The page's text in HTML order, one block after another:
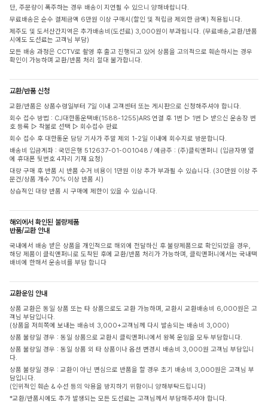
단, 주문량이 폭주하는 경우 배송이 지연될 수 있으니 양해바랍니다.
무료배송은 순수 결제금액 6만원 이상 구매시(할인 및 적립금 제외한 금액) 적용됩니다.
제주도 및 도서산간지역은 추가배송비(도선료) 3,000원이 부과됩니다. (무료배송,교환/반품
시에도 도선료는 고객님 부담)
모든 배송 과정은 CCTV로 촬영 후 출고 진행되고 있어 상품을 고의적으로 훼손하시는 경우
확인이 가능하며 교환/반품 처리 절대 불가합니다.
교환/반품 신청
교환/반품은 상품수령일부터 7일 이내 고객센터 또는 게시판으로 신청해주셔야 합니다.
회수 접수 방법 : CJ대한통운택배(1588-1255)ARS 연결 후 1번 ▷ 1번 ▷ 받으신 운송장 번
호 등록 ▷ 착불로 선택 ▷ 회수접수 완료
회수 접수 후 대한통운 담당 기사가 주말 제외 1-2일 이내에 회수지로 방문합니다.
배송비 입금계좌 : 국민은행 512637-01-001048 / 예금주 : (주)클릭앤퍼니 (입금자명 옆
에 휴대폰 뒷번호 4자리 기재 요청)
대량 구매 후 반품 시 반품 수거 비용이 1만원 이상 추가 부과될 수 있습니다. (30만원 이상 주
문건/상품 개수 70% 이상 반품 시)
상습적인 대량 반품 시 구매에 제한이 있을 수 있습니다.
해외에서 확인된 불량제품
반품/교환 안내
국내에서 배송 받은 상품을 개인적으로 해외에 전달하신 후 불량제품으로 확인되었을 경우,
해당 제품이 클릭앤퍼니로 도착된 후에 교환/반품 처리가 가능하며, 클릭앤퍼니에서는 국내택
배비에 한해서 운송비를 부담 합니다
교환운임 안내
상품 교환은 동일 상품 또는 타 상품으로도 교환 가능하며, 교환시 교환배송비 6,000원은 고
객님 부담입니다.
(상품을 저희쪽에 보내는 배송비 3,000+고객님께 다시 발송되는 배송비 3,000)
상품 불량일 경우 : 동일 상품으로 교환시 클릭앤퍼니에서 왕복 운임을 모두 부담합니다.
상품 불량일 경우 : 동일 상품 외 타 상품이나 옵션 변경시 배송비 3,000원 고객님 부담입니
다.
상품 불량일 경우 : 교환이 아닌 변심으로 반품을 할 경우 초기 배송비 3,000원은 고객님 부
담입니다.
(인위적인 훼손 & 수선 등의 악용을 방지하기 위함이니 양해부탁드립니다)
*교환/반품시에도 추가 발생되는 모든 도선료는 고객님께서 부담해주셔야 합니다.